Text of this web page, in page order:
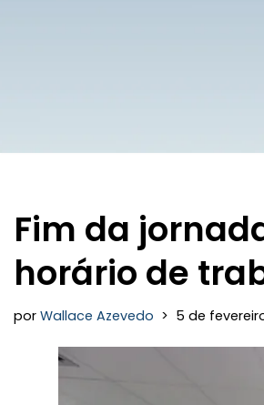
Fim da
horário de
por Wallace Azevedo 5 de